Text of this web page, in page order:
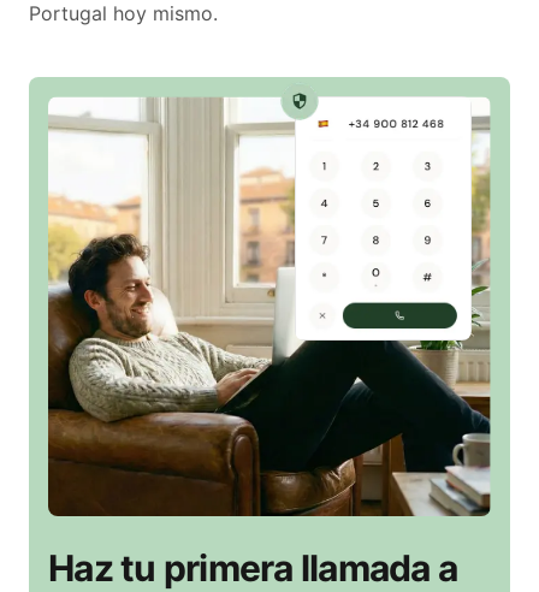
Portugal hoy mismo.
Haz tu primera llamada a